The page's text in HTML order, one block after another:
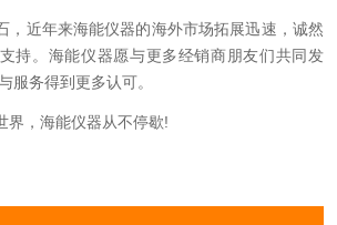
近年来海能仪器的海外市场拓展迅速，诚然
持。海能仪器愿与更多经销商朋友们共同发
服务得到更多认可。
，海能仪器从不停歇!